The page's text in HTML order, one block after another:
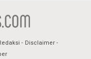
Disclaimer